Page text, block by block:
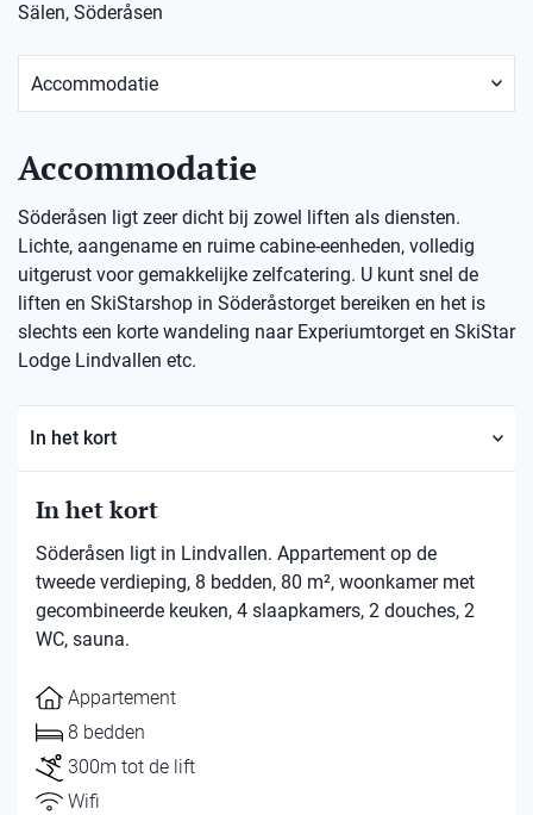
Sälen, Söderåsen
Accommodatie
Söderåsen ligt zeer dicht bij zowel liften als diensten.
Lichte, aangename en ruime cabine-eenheden, volledig
uitgerust voor gemakkelijke zelfcatering. U kunt snel de
liften en SkiStarshop in Söderåstorget bereiken en het is
slechts een korte wandeling naar Experiumtorget en SkiStar
Lodge Lindvallen etc.
In het kort
In het kort
Söderåsen ligt in Lindvallen. Appartement op de
tweede verdieping, 8 bedden, 80 m², woonkamer met
gecombineerde keuken, 4 slaapkamers, 2 douches, 2
WC, sauna.
Appartement
8 bedden
300m tot de lift
Wifi